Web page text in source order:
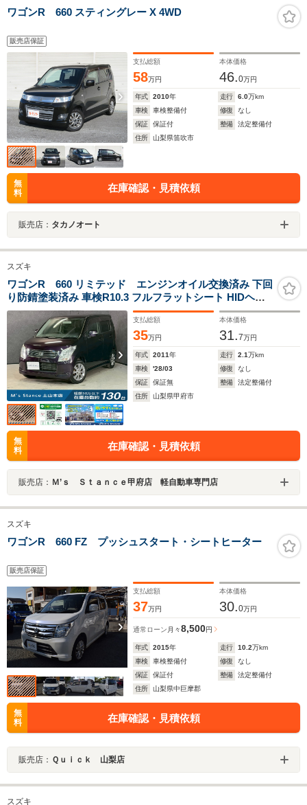
ワゴンR 660 スティングレー X 4WD
販売店保証
支払総額
58万円
本体価格
46.0万円
年式 2010年 走行 6.0万km
車検
車検整備付 修復
なし
保証
保証付 整備
法定整備付
住所
山梨県笛吹市
無
料
在庫確認・見積依頼
販売店： タカノオート
スズキ
ワゴンR 660 リミテッド エンジンオイル交換済み 下回
り防錆塗装済み 車検R10.3 フルフラットシート HIDヘッ
ドライト ベンチシート スマートキー2本 盗難防止装置
CD ABS SRSエアバッグ パワステ パワーウィンドウ ア
ルミホイール 2WD CVT
支払総額
35万円
本体価格
31.7万円
年式 2011年 走行 2.1万km
車検
'28/03 修復
なし
保証
保証無 整備
法定整備付
住所
山梨県甲府市
無
料
在庫確認・見積依頼
販売店： Ｍ’ｓ Ｓｔａｎｃｅ甲府店 軽自動車専門店
スズキ
ワゴンR 660 FZ プッシュスタート・シートヒーター
販売店保証
支払総額
37万円
本体価格
30.0万円
通常ローン 月々8,500円
年式 2015年 走行 10.2万km
車検
車検整備付 修復
なし
保証
保証付 整備
法定整備付
住所
山梨県中巨摩郡
無
料
在庫確認・見積依頼
販売店： Ｑｕｉｃｋ 山梨店
スズキ